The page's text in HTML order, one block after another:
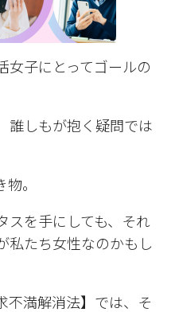
女子にとってゴールの
しもが抱く疑問では
。
スを手にしても、それ
私たち女性なのかもし
不満解消法】では、そ